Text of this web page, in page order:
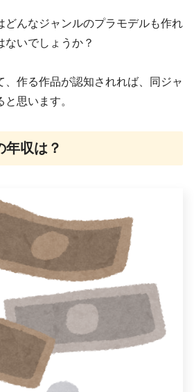
どんなジャンルのプラモデルも作れ
ないでしょうか？
、作る作品が認知されれば、同ジャ
思います。
年収は？